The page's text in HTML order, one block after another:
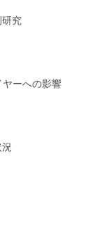
究
ーへの影響